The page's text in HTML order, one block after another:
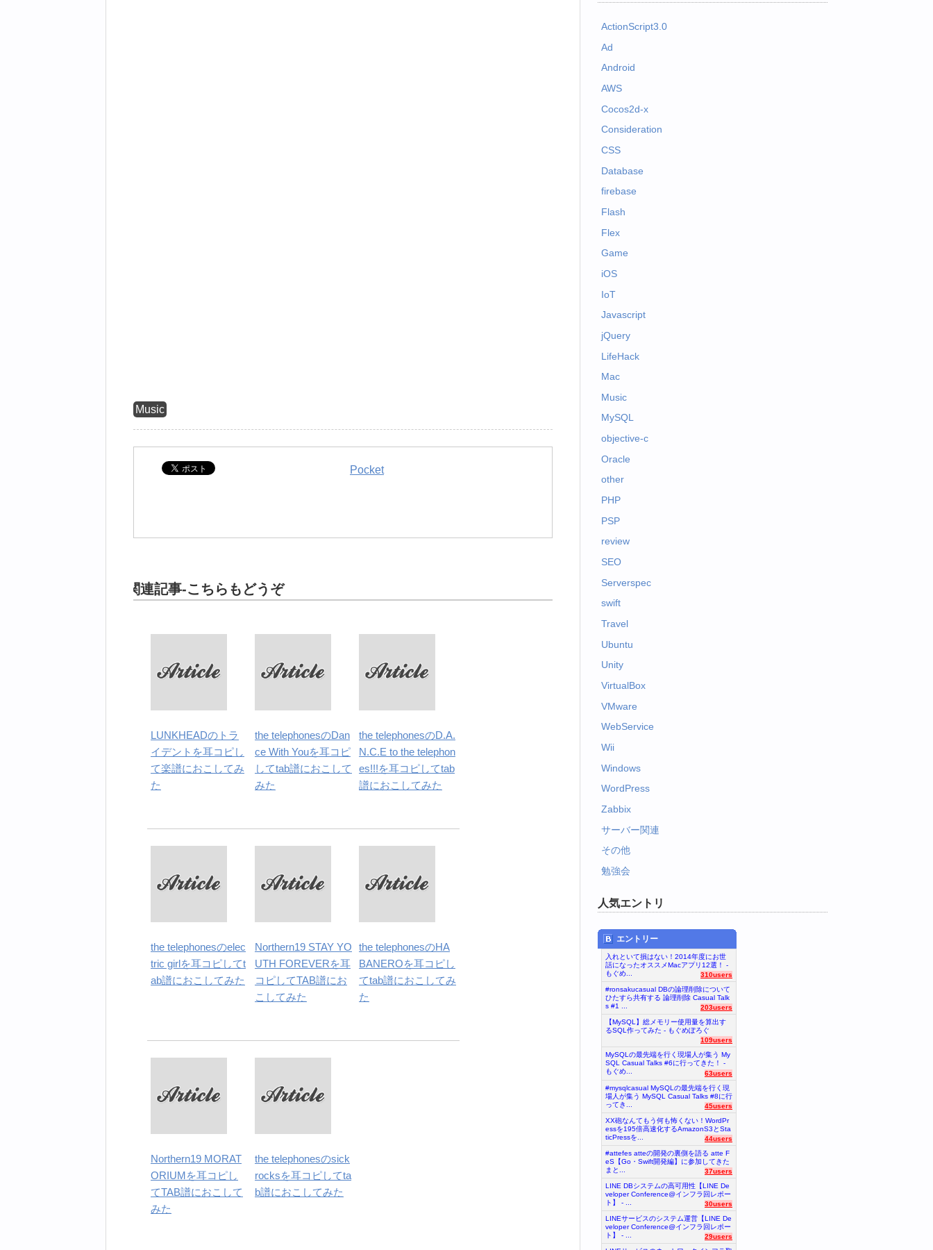
Music
Pocket
関連記事-こちらもどうぞ
LUNKHEADのトラ
イデントを耳コピし
て楽譜におこしてみ
た
the telephonesのDan
ce With Youを耳コピ
してtab譜におこして
みた
the telephonesのD.A.
N.C.E to the telephon
es!!!を耳コピしてtab
譜におこしてみた
the telephonesのelec
tric girlを耳コピしてt
ab譜におこしてみた
Northern19 STAY YO
UTH FOREVERを耳
コピしてTAB譜にお
こしてみた
the telephonesのHA
BANEROを耳コピし
てtab譜におこしてみ
た
Northern19 MORAT
ORIUMを耳コピし
てTAB譜におこして
みた
the telephonesのsick
rocksを耳コピしてta
b譜におこしてみた
ActionScript3.0
Ad
Android
AWS
Cocos2d-x
Consideration
CSS
Database
firebase
Flash
Flex
Game
iOS
IoT
Javascript
jQuery
LifeHack
Mac
Music
MySQL
objective-c
Oracle
other
PHP
PSP
review
SEO
Serverspec
swift
Travel
Ubuntu
Unity
VirtualBox
VMware
WebService
Wii
Windows
WordPress
Zabbix
サーバー関連
その他
勉強会
人気エントリ
エントリー
入れといて損はない！2014年度にお世
話になったオススメMacアプリ12選！ -
もぐめ...
310users
#ronsakucasual DBの論理削除について
ひたすら共有する 論理削除 Casual Talk
s #1 ...
203users
【MySQL】総メモリー使用量を算出す
るSQL作ってみた - もぐめぽろぐ
109users
MySQLの最先端を行く現場人が集う My
SQL Casual Talks #6に行ってきた！ -
もぐめ...
63users
#mysqlcasual MySQLの最先端を行く現
場人が集う MySQL Casual Talks #8に行
ってき...
45users
XX砲なんてもう何も怖くない！WordPr
essを195倍高速化するAmazonS3とSta
ticPressを...
44users
#attefes atteの開発の裏側を語る atte F
eS【Go・Swift開発編】に参加してきた
まと...
37users
LINE DBシステムの高可用性【LINE De
veloper Conference@インフラ回レポー
ト】 - ...
30users
LINEサービスのシステム運営【LINE De
veloper Conference@インフラ回レポー
ト】 - ...
29users